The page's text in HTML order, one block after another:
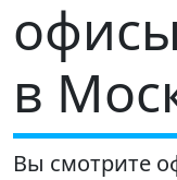
в
Вы смотрите